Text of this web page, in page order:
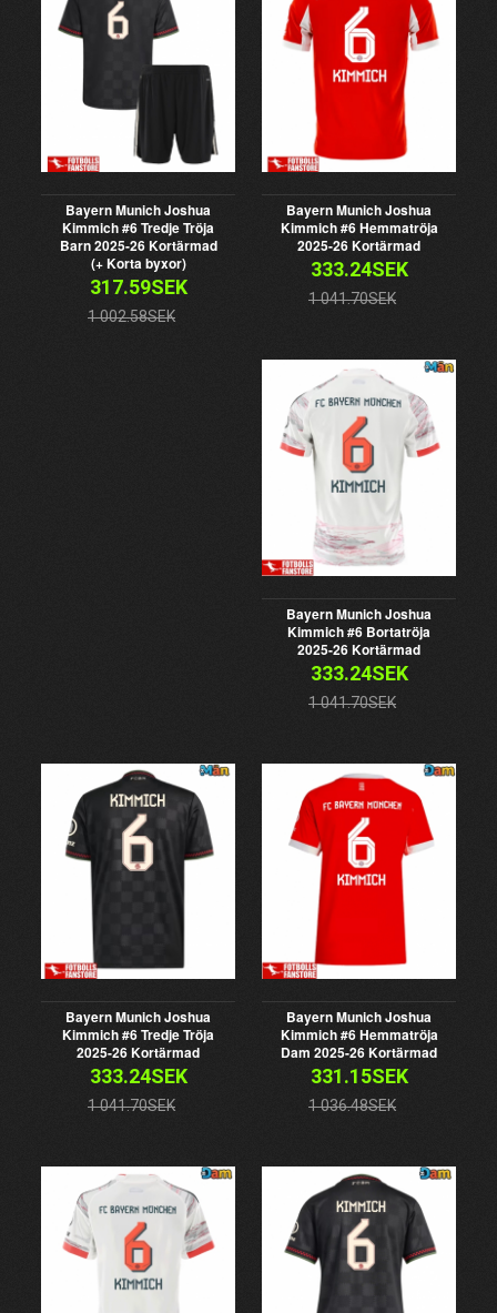
Bayern Munich Joshua
Kimmich #6 Tredje Tröja
Barn 2025-26 Kortärmad
(+ Korta byxor)
317.59SEK
1 002.58SEK
Bayern Munich Joshua
Kimmich #6 Hemmatröja
2025-26 Kortärmad
333.24SEK
1 041.70SEK
Bayern Munich Joshua
Kimmich #6 Bortatröja
2025-26 Kortärmad
333.24SEK
1 041.70SEK
Bayern Munich Joshua
Kimmich #6 Tredje Tröja
2025-26 Kortärmad
333.24SEK
1 041.70SEK
Bayern Munich Joshua
Kimmich #6 Hemmatröja
Dam 2025-26 Kortärmad
331.15SEK
1 036.48SEK